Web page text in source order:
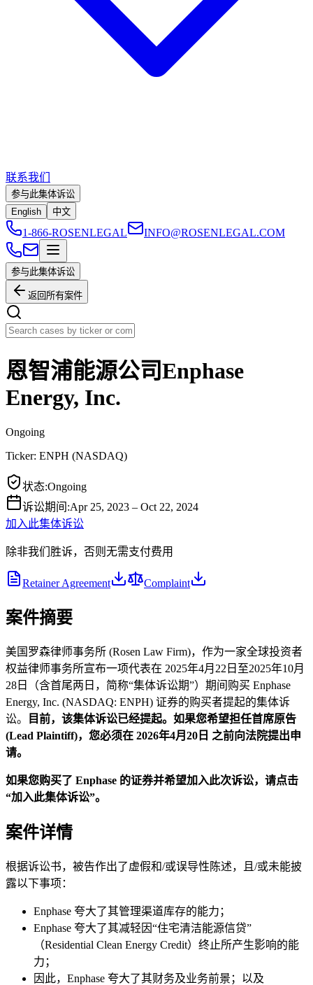
联系我们
参与此集体诉讼
English
中文
1-866-ROSENLEGAL INFO@ROSENLEGAL.COM
参与此集体诉讼
返回所有案件
恩智浦能源公司Enphase
Energy, Inc.
Ongoing
Ticker: ENPH (NASDAQ)
状态:Ongoing
诉讼期间 :Apr 25, 2023 – Oct 22, 2024
加入此集体诉讼
除非我们胜诉，否则无需支付费用
Retainer Agreement Complaint
案件摘要
美国罗森律师事务所 (Rosen Law Firm)，作为一家全球投资者
权益律师事务所宣布一项代表在 2025年4月22日至2025年10月
28日（含首尾两日，简称“集体诉讼期”）期间购买 Enphase
Energy, Inc. (NASDAQ: ENPH) 证券的购买者提起的集体诉
讼。
目前，该集体诉讼已经提起。如果您希望担任首席原告
(Lead Plaintiff)，您必须在 2026年4月20日 之前向法院提出申
请。
如果您购买了 Enphase 的证券并希望加入此次诉讼，请点击
“加入此集体诉讼”。
案件详情
根据诉讼书，被告作出了虚假和/或误导性陈述，且/或未能披
露以下事项：
Enphase 夸大了其管理渠道库存的能力；
Enphase 夸大了其减轻因“住宅清洁能源信贷”
（Residential Clean Energy Credit）终止所产生影响的能
力；
因此，Enphase 夸大了其财务及业务前景；以及